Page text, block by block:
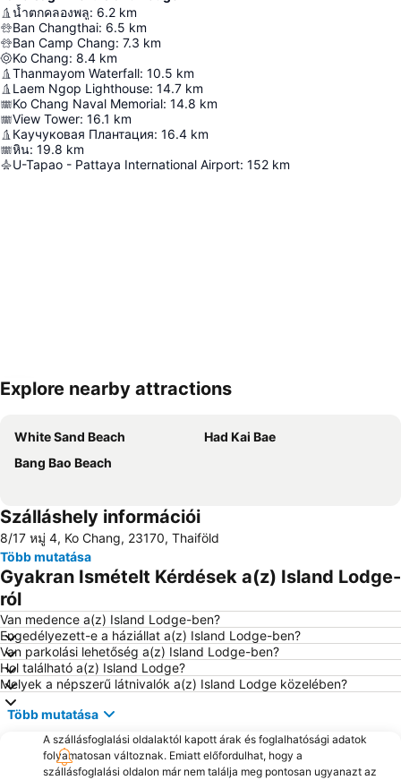
น้ำตกคลองพลู: 6.2 km
Ban Changthai: 6.5 km
Ban Camp Chang: 7.3 km
Ko Chang: 8.4 km
Thanmayom Waterfall: 10.5 km
Laem Ngop Lighthouse: 14.7 km
Ko Chang Naval Memorial: 14.8 km
View Tower: 16.1 km
Каучуковая Плантация: 16.4 km
หิน: 19.8 km
U-Tapao - Pattaya International Airport: 152 km
Nagy méretű térkép
Explore nearby attractions
White Sand Beach
Had Kai Bae
Bang Bao Beach
Szálláshely információi
8/17 หมู่ 4, Ko Chang, 23170, Thaiföld
Több mutatása
Gyakran Ismételt Kérdések a(z) Island Lodge-
ról
Van medence a(z) Island Lodge-ben?
Engedélyezett-e a háziállat a(z) Island Lodge-ben?
Van parkolási lehetőség a(z) Island Lodge-ben?
Hol található a(z) Island Lodge?
Melyek a népszerű látnivalók a(z) Island Lodge közelében?
Több mutatása
A szállásfoglalási oldalaktól kapott árak és foglalhatósági adatok
folyamatosan változnak. Emiatt előfordulhat, hogy a
szállásfoglalási oldalon már nem találja meg pontosan ugyanazt az